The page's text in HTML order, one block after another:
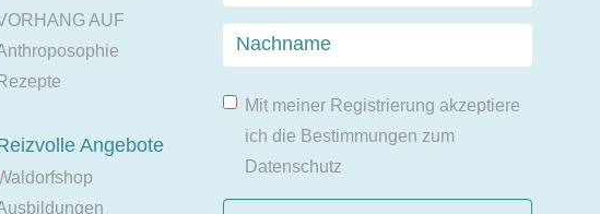
AUF
Rezepte
Angebote
Mit meiner Registrierung akzeptiere
ich die Bestimmungen zum
Datenschutz